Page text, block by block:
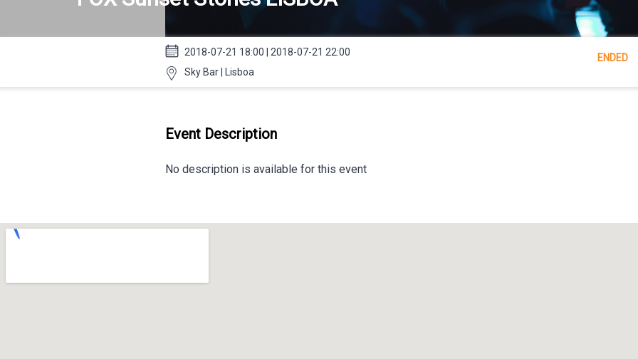
2018-07-21 18:00 | 2018-07-21 22:00
Sky Bar | Lisboa
ENDED
Event Description
No description is available for this event